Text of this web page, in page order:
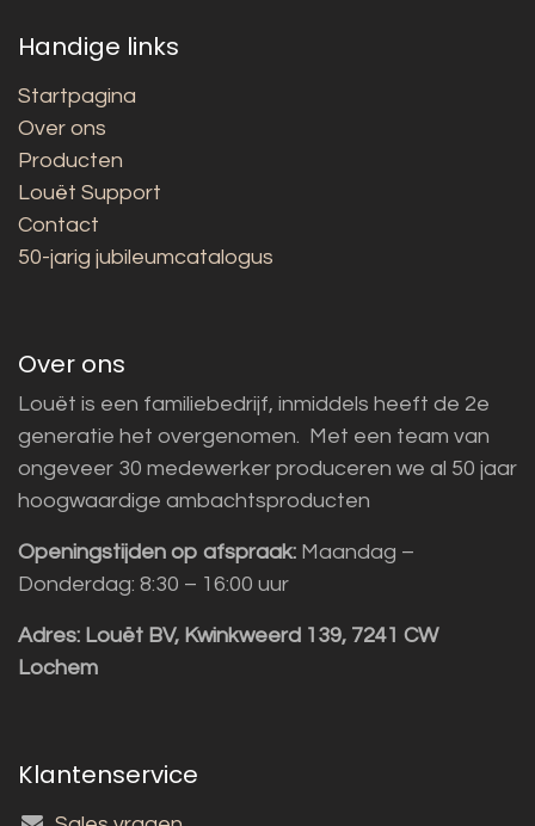
Handige links
Startpagina
Over ons
Producten
Louët Support
Contact
50-jarig jubileumcatalogus
Over ons
Louët is een familiebedrijf, inmiddels heeft de 2e
generatie het overgenomen. Met een team van
ongeveer 30 medewerker produceren we al 50 jaar
hoogwaardige ambachtsproducten
Openingstijden op afspraak: Maandag –
Donderdag: 8:30 – 16:00 uur
Adres: Louët BV, Kwinkweerd 139, 7241 CW
Lochem
Klantenservice